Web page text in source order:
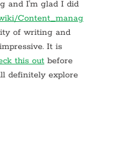
and I'm glad I did
Content_manag
of writing and
It is
this out before
definitely explore